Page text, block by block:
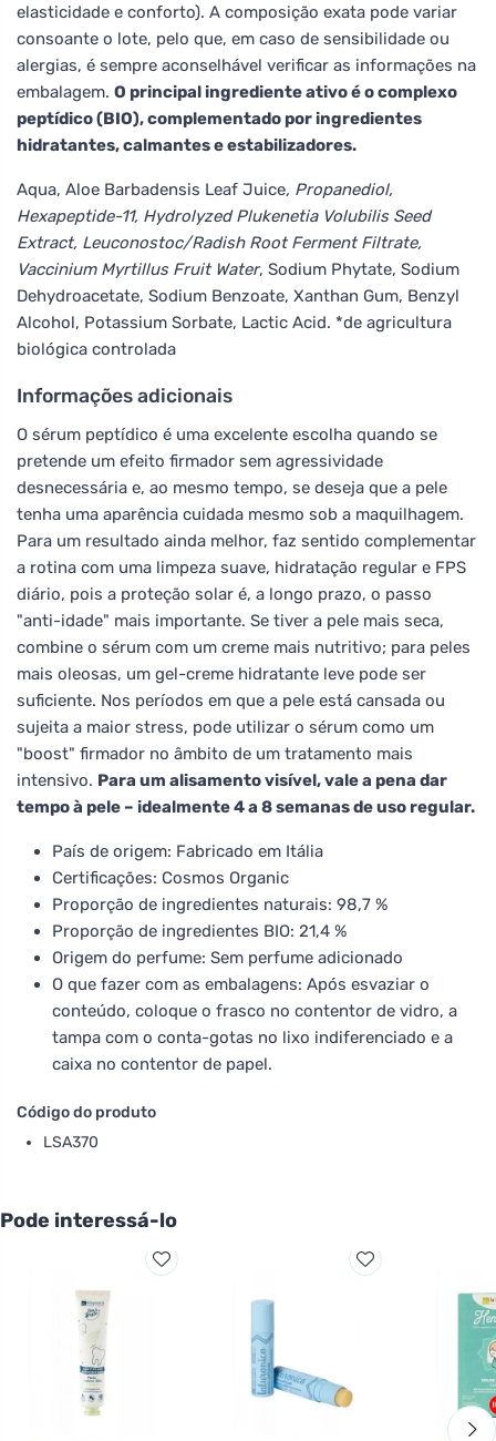
elasticidade e conforto). A composição exata pode variar
consoante o lote, pelo que, em caso de sensibilidade ou
alergias, é sempre aconselhável verificar as informações na
embalagem. O principal ingrediente ativo é o complexo
peptídico (BIO), complementado por ingredientes
hidratantes, calmantes e estabilizadores.
Aqua, Aloe Barbadensis Leaf Juice, Propanediol,
Hexapeptide-11, Hydrolyzed Plukenetia Volubilis Seed
Extract, Leuconostoc/Radish Root Ferment Filtrate,
Vaccinium Myrtillus Fruit Water, Sodium Phytate, Sodium
Dehydroacetate, Sodium Benzoate, Xanthan Gum, Benzyl
Alcohol, Potassium Sorbate, Lactic Acid. *de agricultura
biológica controlada
Informações adicionais
O sérum peptídico é uma excelente escolha quando se
pretende um efeito firmador sem agressividade
desnecessária e, ao mesmo tempo, se deseja que a pele
tenha uma aparência cuidada mesmo sob a maquilhagem.
Para um resultado ainda melhor, faz sentido complementar
a rotina com uma limpeza suave, hidratação regular e FPS
diário, pois a proteção solar é, a longo prazo, o passo
"anti-idade" mais importante. Se tiver a pele mais seca,
combine o sérum com um creme mais nutritivo; para peles
mais oleosas, um gel-creme hidratante leve pode ser
suficiente. Nos períodos em que a pele está cansada ou
sujeita a maior stress, pode utilizar o sérum como um
"boost" firmador no âmbito de um tratamento mais
intensivo. Para um alisamento visível, vale a pena dar
tempo à pele – idealmente 4 a 8 semanas de uso regular.
País de origem: Fabricado em Itália
Certificações: Cosmos Organic
Proporção de ingredientes naturais: 98,7 %
Proporção de ingredientes BIO: 21,4 %
Origem do perfume: Sem perfume adicionado
O que fazer com as embalagens: Após esvaziar o
conteúdo, coloque o frasco no contentor de vidro, a
tampa com o conta-gotas no lixo indiferenciado e a
caixa no contentor de papel.
Código do produto
LSA370
Pode interessá-lo